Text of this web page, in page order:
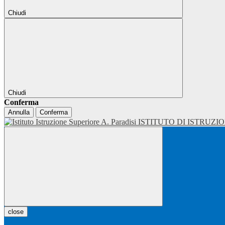
Chiudi
Chiudi
Conferma
Annulla Conferma
ISTITUTO DI
close